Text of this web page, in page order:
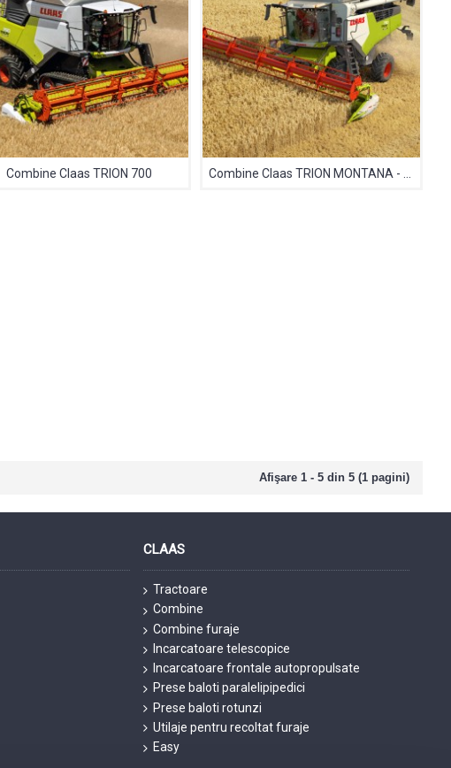
Combine Claas TRION 700
Afişare 1 - 5 din 5 (1 pagini)
CLAAS
Tractoare
Combine
Combine furaje
Incarcatoare telescopice
Incarcatoare frontale autopropulsate
Prese baloti paralelipipedici
Prese baloti rotunzi
Utilaje pentru recoltat furaje
Easy